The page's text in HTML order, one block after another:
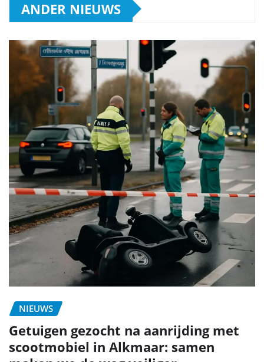
ANDER NIEUWS
NIEUWS
Getuigen gezocht na aanrijding met
scootmobiel in Alkmaar: samen